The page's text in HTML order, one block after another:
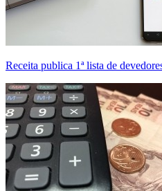
Receita publica 1ª lista de